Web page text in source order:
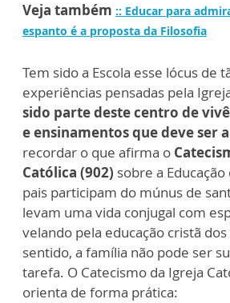
Veja também :: Educar para
espanto é a proposta da Filosofia
Tem sido a Escola esse lócus de
experiências pensadas pela
sido parte deste centro de
e ensinamentos que deve ser
recordar o que afirma o
Católica (902) sobre a
pais participam do múnus de
levam uma vida conjugal com
velando pela educação cristã
sentido, a família não pode ser
tarefa. O Catecismo da Igreja
orienta de forma prática: